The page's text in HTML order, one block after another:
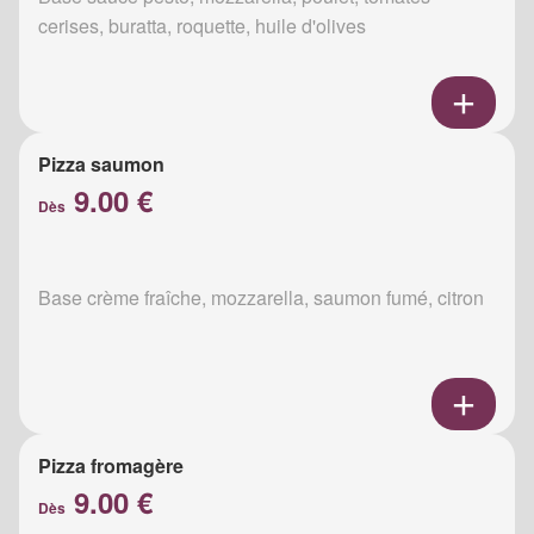
cerises, buratta, roquette, huile d'olives
Pizza saumon
Dès 9.00 €
Base crème fraîche, mozzarella, saumon fumé, citron
Pizza fromagère
Dès 9.00 €